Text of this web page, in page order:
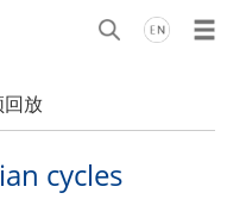
回放
cycles